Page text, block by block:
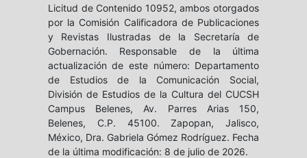
Licitud de Contenido 10952, ambos otorgados
por la Comisión Calificadora de Publicaciones
y Revistas Ilustradas de la Secretaría de
Gobernación. Responsable de la última
actualización de este número: Departamento
de Estudios de la Comunicación Social,
División de Estudios de la Cultura del CUCSH
Campus Belenes, Av. Parres Arias 150,
Belenes, C.P. 45100. Zapopan, Jalisco,
México, Dra. Gabriela Gómez Rodríguez. Fecha
de la última modificación: 8 de julio de 2026.